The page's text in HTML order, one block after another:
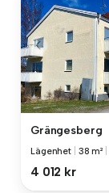
Grängesberg
Lägenhet 38 m²
4 012 kr